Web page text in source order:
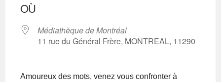
OÙ
Médiathèque de Montréal
11 rue du Général Frère, MONTREAL, 11290
Amoureux des mots, venez vous confronter à